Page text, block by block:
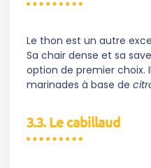
Le thon est un autre
Sa chair dense et sa
option de premier choix.
marinades à base de
3.3. Le cabillaud